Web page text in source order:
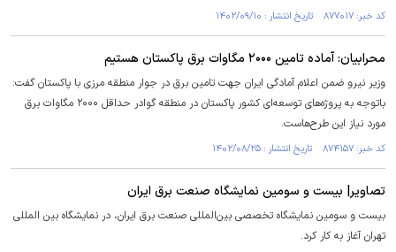
کد خبر: ۸۷۷۰۱۷ تاریخ انتشار : ۱۴۰۲/۰۹/۱۰
محرابیان: آماده تامین ۲۰۰۰ مگاوات برق پاکستان هستیم
وزیر نیرو ضمن اعلام آمادگی ایران جهت تامین برق در جوار منطقه مرزی با پاکستان گفت:
باتوجه به پروژه‌های توسعه‌ای کشور پاکستان در منطقه گوادر حداقل ۲۰۰۰ مگاوات برق
مورد نیاز این طرح‌هاست.
کد خبر: ۸۷۴۱۵۷ تاریخ انتشار : ۱۴۰۲/۰۸/۲۵
تصاویر| بیست و سومین نمایشگاه صنعت برق ایران
بیست و سومین نمایشگاه تخصصی بین‌المللی صنعت برق ایران، در نمایشگاه بین المللی
تهران آغاز به کار کرد.